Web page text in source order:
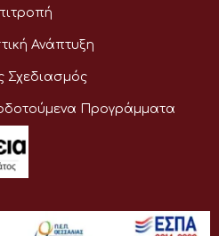
Ανάπτυξη
Σχεδιασμός
Προγράμματα